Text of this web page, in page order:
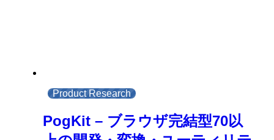
Product Research
PogKit – ブラウザ完結型70以